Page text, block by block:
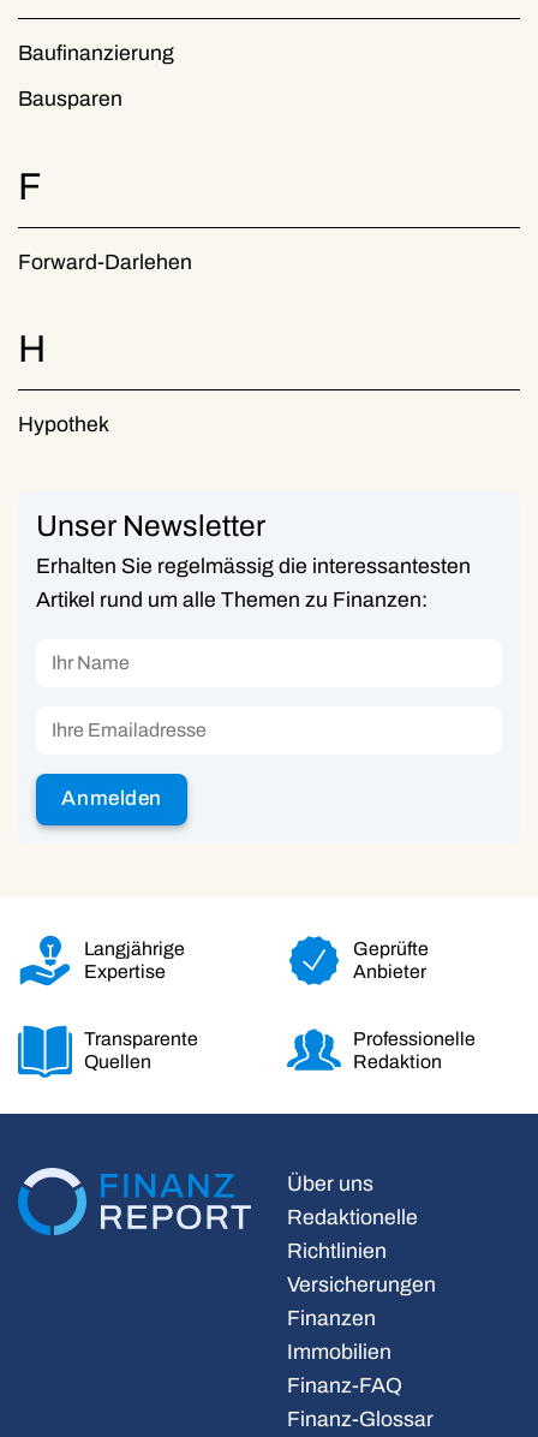
Baufinanzierung
Bausparen
F
Forward-Darlehen
H
Hypothek
Unser Newsletter
Erhalten Sie regelmässig die interessantesten
Artikel rund um alle Themen zu Finanzen:
Langjährige
Expertise
Geprüfte
Anbieter
Transparente
Quellen
Professionelle
Redaktion
Über uns
Redaktionelle
Richtlinien
Versicherungen
Finanzen
Immobilien
Finanz-FAQ
Finanz-Glossar